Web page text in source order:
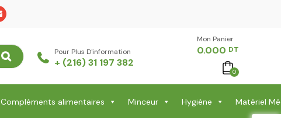
Pour Plus D'information
+ (216) 31 197 382
Mon Panier -
0.000 DT
0
Compléments alimentaires Minceur Hygiène Matériel